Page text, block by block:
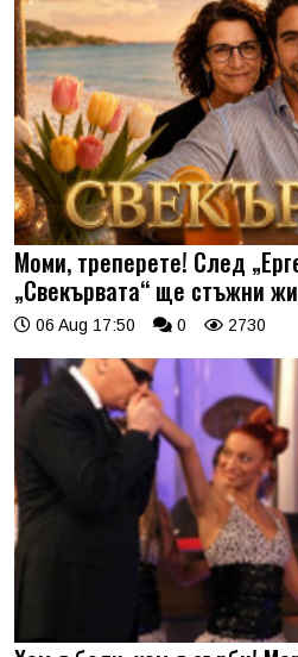
Моми, треперете! След
„Свекървата“ ще стъжни
06 Aug 17:50 0 2730